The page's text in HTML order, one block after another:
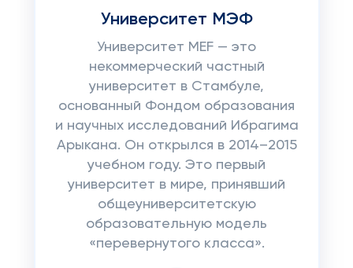
Университет МЭФ
Университет MEF — это
некоммерческий частный
университет в Стамбуле,
основанный Фондом образования
и научных исследований Ибрагима
Арыкана. Он открылся в 2014–2015
учебном году. Это первый
университет в мире, принявший
общеуниверситетскую
образовательную модель
«перевернутого класса».